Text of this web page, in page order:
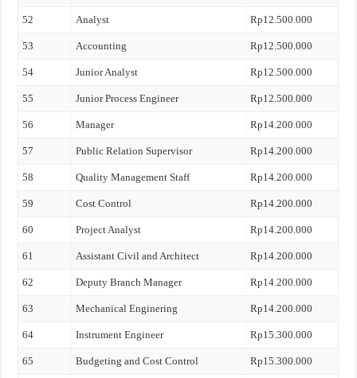
52 Analyst Rp12.500.000
53 Accounting Rp12.500.000
54 Junior Analyst Rp12.500.000
55 Junior Process Engineer Rp12.500.000
56 Manager Rp14.200.000
57 Public Relation Supervisor Rp14.200.000
58 Quality Management Staff Rp14.200.000
59 Cost Control Rp14.200.000
60 Project Analyst Rp14.200.000
61 Assistant Civil and Architect Rp14.200.000
62 Deputy Branch Manager Rp14.200.000
63 Mechanical Enginering Rp14.200.000
64 Instrument Engineer Rp15.300.000
65 Budgeting and Cost Control Rp15.300.000